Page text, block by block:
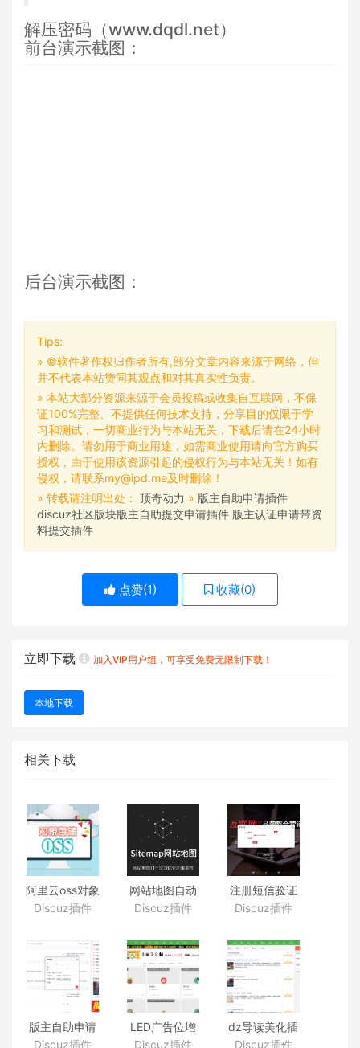
解压密码（www.dqdl.net）
前台演示截图：
后台演示截图：
Tips:
» ©软件著作权归作者所有,部分文章内容来源于网络，但
并不代表本站赞同其观点和对其真实性负责。
» 本站大部分资源来源于会员投稿或收集自互联网，不保
证100%完整、不提供任何技术支持，分享目的仅限于学
习和测试，一切商业行为与本站无关，下载后请在24小时
内删除。请勿用于商业用途，如需商业使用请向官方购买
授权，由于使用该资源引起的侵权行为与本站无关！如有
侵权，请联系my@ipd.me及时删除！
» 转载请注明出处： 顶奇动力 » 版主自助申请插件
discuz社区版块版主自助提交申请插件 版主认证申请带资
料提交插件
点赞(1) 收藏(0)
立即下载 加入VIP用户组，可享受免费无限制下载！
本地下载
相关下载
阿里云oss对象
存储插件
商业版V1.1.1支
持discuz X3.4
Discuz插件
网站地图自动
生成插件
图sitemap.xml
自动生成插件
SEO快速收录
插件
Discuz插件
注册短信验证
插件 discuz开
证码注册 验证
码登录 手机改
密码 全能型
Discuz插件
版主自助申请
插件 discuz社
Discuz插件
LED广告位增
强插件 discuz
Discuz插件
dz导读美化插
件 Cis!论坛导
Discuz插件